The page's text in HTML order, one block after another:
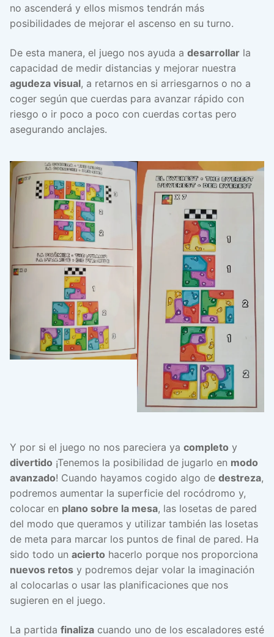
no ascenderá y ellos mismos tendrán más
posibilidades de mejorar el ascenso en su turno.
De esta manera, el juego nos ayuda a desarrollar la
capacidad de medir distancias y mejorar nuestra
agudeza visual, a retarnos en si arriesgarnos o no a
coger según que cuerdas para avanzar rápido con
riesgo o ir poco a poco con cuerdas cortas pero
asegurando anclajes.
Y por si el juego no nos pareciera ya completo y
divertido ¡Tenemos la posibilidad de jugarlo en modo
avanzado! Cuando hayamos cogido algo de destreza,
podremos aumentar la superficie del rocódromo y,
colocar en plano sobre la mesa, las losetas de pared
del modo que queramos y utilizar también las losetas
de meta para marcar los puntos de final de pared. Ha
sido todo un acierto hacerlo porque nos proporciona
nuevos retos y podremos dejar volar la imaginación
al colocarlas o usar las planificaciones que nos
sugieren en el juego.
La partida finaliza cuando uno de los escaladores esté